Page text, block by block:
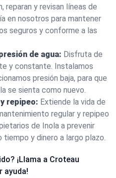
reparan y revisan líneas de
en nosotros para mantener
seguros y conforme a las
de agua: Disfruta de
y constante. Instalamos
presión baja, para que
se sienta como nuevo.
repipeo: Extiende la vida de
regular y repipeo
de Inola a prevenir
y dinero a largo plazo.
¡Llama a Croteau
ayuda!